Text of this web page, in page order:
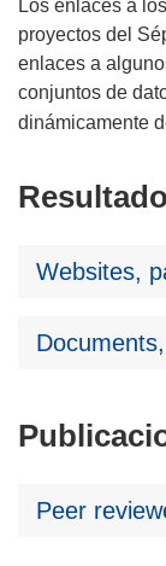
Los enlaces a
proyectos del
enlaces a
conjuntos de
dinámicamente
Websites,
Peer